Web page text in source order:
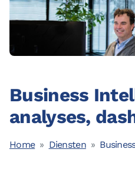
Operations
Business Intelligence
Opleidingen
Nieuws
Over ons
Business
analyses,
Home Diensten